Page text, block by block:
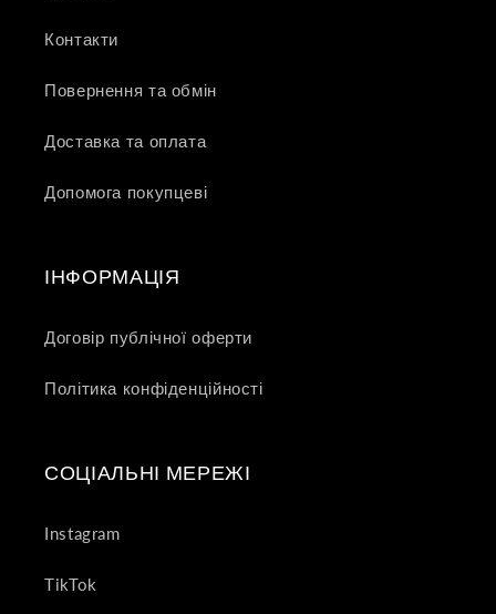
Контакти
Повернення та обмін
Доставка та оплата
Допомога покупцеві
ІНФОРМАЦІЯ
Договір публічної оферти
Політика конфіденційності
СОЦІАЛЬНІ МЕРЕЖІ
Instagram
TikTok